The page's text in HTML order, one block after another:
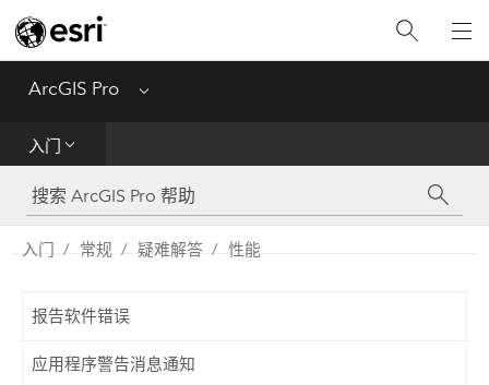
ArcGIS Pro Menu
入门
工具参考
Python
入门 常规 疑难解答 性能
报告软件错误
应用程序警告消息通知